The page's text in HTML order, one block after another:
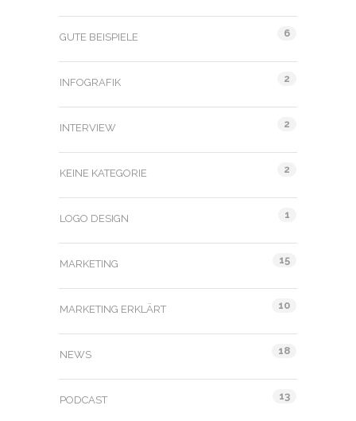
GUTE BEISPIELE 6
INFOGRAFIK 2
INTERVIEW 2
KEINE KATEGORIE 2
LOGO DESIGN 1
MARKETING 15
MARKETING ERKLÄRT 10
NEWS 18
PODCAST 13